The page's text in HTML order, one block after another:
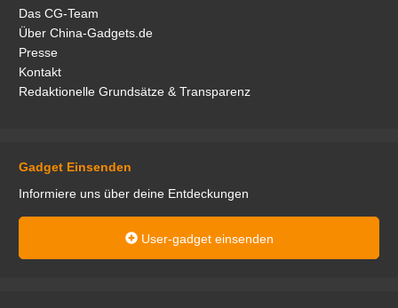
Das CG-Team
Über China-Gadgets.de
Presse
Kontakt
Redaktionelle Grundsätze & Transparenz
Gadget Einsenden
Informiere uns über deine Entdeckungen
User-gadget einsenden